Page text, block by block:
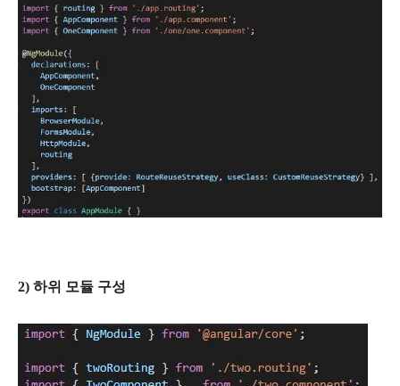
2) 하위 모듈 구성